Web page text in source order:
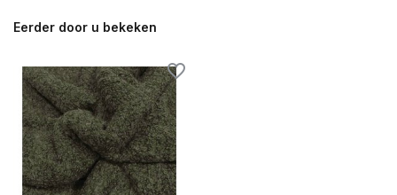
Eerder door u bekeken